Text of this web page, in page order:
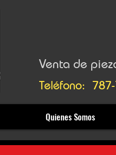
Venta de
Teléfono:
Quienes Somos